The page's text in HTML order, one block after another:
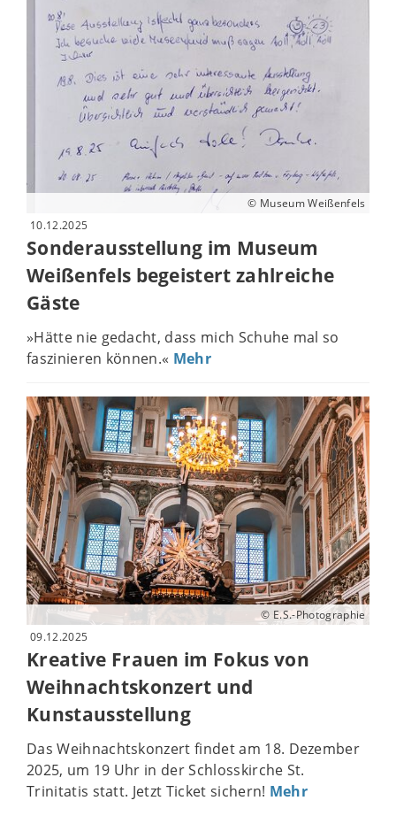
© Museum Weißenfels
10.12.2025
Sonderausstellung im Museum
Weißenfels begeistert zahlreiche
Gäste
»Hätte nie gedacht, dass mich Schuhe mal so
faszinieren können.« Mehr
© E.S.-Photographie
09.12.2025
Kreative Frauen im Fokus von
Weihnachtskonzert und
Kunstausstellung
Das Weihnachtskonzert findet am 18. Dezember
2025, um 19 Uhr in der Schlosskirche St.
Trinitatis statt. Jetzt Ticket sichern! Mehr